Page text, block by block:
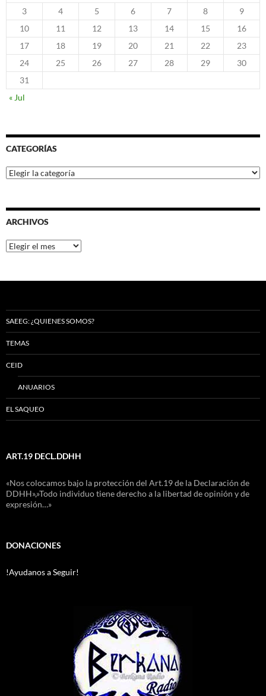
3
4 5 6 7 8
9
10
11 12 13 14 15
16
17
18 19 20 21 22
23
24
25 26 27 28 29
30
31
« Jul
CATEGORÍAS
Categorías
ARCHIVOS
Archivos
SAEEG: ¿QUIENES SOMOS?
TEMAS
CEID
ANUARIOS
EL SAQUEO
ART.19 DECL.DDHH
«Nos colocamos bajo la protección del Art.19 de la Declaración de
DDHH»,»Todo individuo tiene derecho a la libertad de opinión y de
expresión…»
DONACIONES
!Ayudanos a Seguir!